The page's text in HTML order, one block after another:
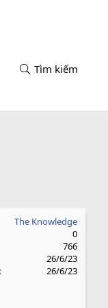
Tìm kiếm
The Knowledge
0
766
26/6/23
26/6/23